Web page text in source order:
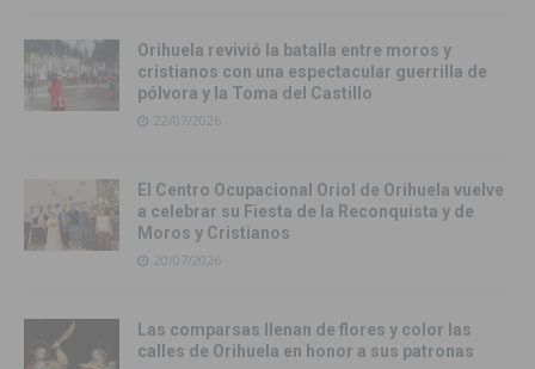
Orihuela revivió la batalla entre moros y
cristianos con una espectacular guerrilla de
pólvora y la Toma del Castillo
22/07/2026
El Centro Ocupacional Oriol de Orihuela vuelve
a celebrar su Fiesta de la Reconquista y de
Moros y Cristianos
20/07/2026
Las comparsas llenan de flores y color las
calles de Orihuela en honor a sus patronas